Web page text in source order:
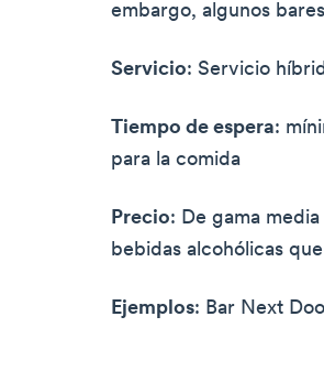
embargo, algunos
Servicio: Servicio
Tiempo de espera:
para la comida
Precio: De gama
bebidas alcohólicas
Ejemplos: Bar Next